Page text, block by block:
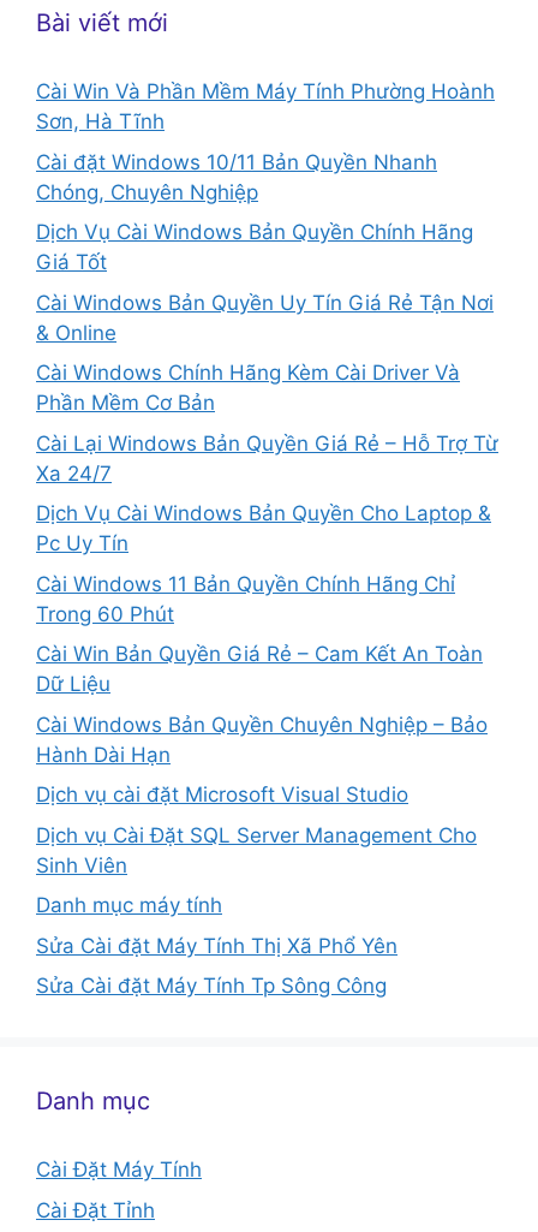
Bài viết mới
Cài Win Và Phần Mềm Máy Tính Phường Hoành
Sơn, Hà Tĩnh
Cài đặt Windows 10/11 Bản Quyền Nhanh
Chóng, Chuyên Nghiệp
Dịch Vụ Cài Windows Bản Quyền Chính Hãng
Giá Tốt
Cài Windows Bản Quyền Uy Tín Giá Rẻ Tận Nơi
& Online
Cài Windows Chính Hãng Kèm Cài Driver Và
Phần Mềm Cơ Bản
Cài Lại Windows Bản Quyền Giá Rẻ – Hỗ Trợ Từ
Xa 24/7
Dịch Vụ Cài Windows Bản Quyền Cho Laptop &
Pc Uy Tín
Cài Windows 11 Bản Quyền Chính Hãng Chỉ
Trong 60 Phút
Cài Win Bản Quyền Giá Rẻ – Cam Kết An Toàn
Dữ Liệu
Cài Windows Bản Quyền Chuyên Nghiệp – Bảo
Hành Dài Hạn
Dịch vụ cài đặt Microsoft Visual Studio
Dịch vụ Cài Đặt SQL Server Management Cho
Sinh Viên
Danh mục máy tính
Sửa Cài đặt Máy Tính Thị Xã Phổ Yên
Sửa Cài đặt Máy Tính Tp Sông Công
Danh mục
Cài Đặt Máy Tính
Cài Đặt Tỉnh